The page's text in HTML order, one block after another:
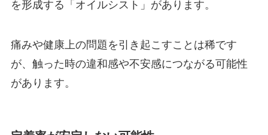
を形成する「オイルシスト」があります。
痛みや健康上の問題を引き起こすことは稀です
が、触った時の違和感や不安感につながる可能性
があります。